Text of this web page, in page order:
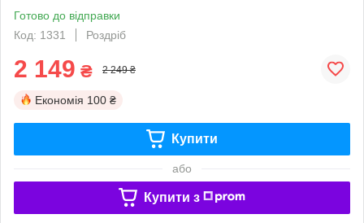
Готово до відправки
Код: 1331
Роздріб
2 149 ₴ 2 249 ₴
Економія 100 ₴
Купити
або
Купити з